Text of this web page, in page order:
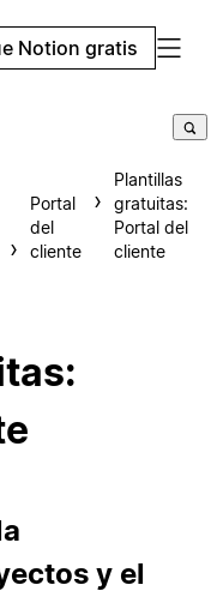
Notion gratis
Portal
del
cliente
Plantillas
gratuitas:
Portal del
cliente
y el